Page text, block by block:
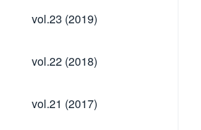
vol.23
(2019)
vol.23 (2019)
vol.22
(2018)
vol.22 (2018)
vol.21
(2017)
vol.21 (2017)